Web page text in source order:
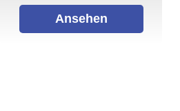
Walking
Ansehen